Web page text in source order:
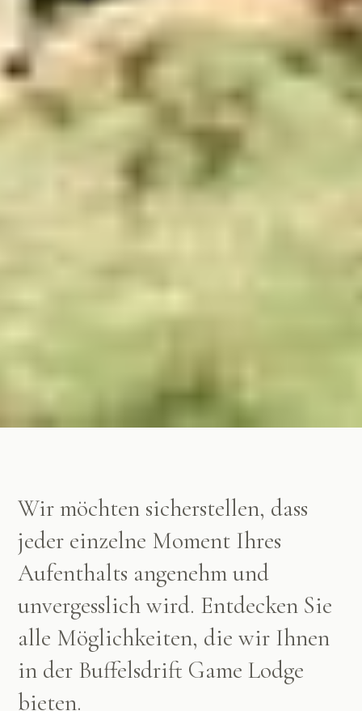
Wir möchten sicherstellen, dass
jeder einzelne Moment Ihres
Aufenthalts angenehm und
unvergesslich wird. Entdecken Sie
alle Möglichkeiten, die wir Ihnen
in der Buffelsdrift Game Lodge
bieten.